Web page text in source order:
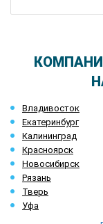
Владивосток
Екатеринбург
Калининград
Красноярск
Новосибирск
Рязань
Тверь
Уфа